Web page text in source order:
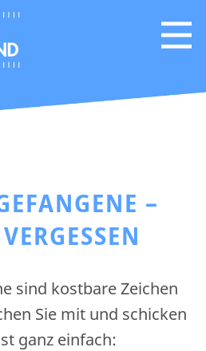
–
sind kostbare Zeichen
Sie mit und schicken
ganz einfach: